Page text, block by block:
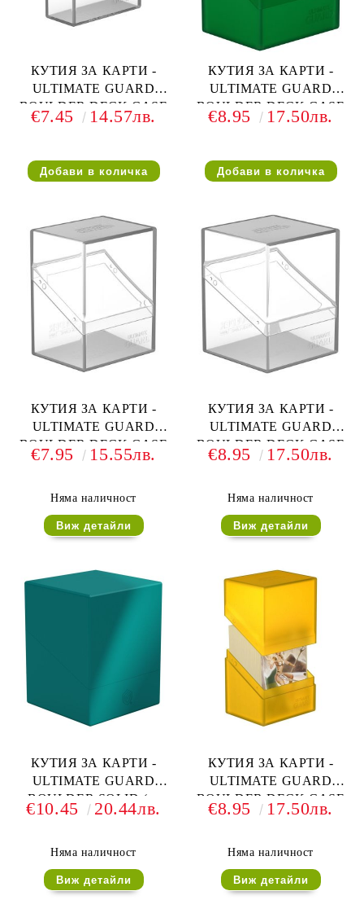
КУТИЯ ЗА КАРТИ -
ULTIMATE GUARD
BOULDER DECK CASE
(за LCG, TCG и др) 40+ -
€7.45 14.57лв.
КУТИЯ ЗА КАРТИ -
ULTIMATE GUARD
BOULDER DECK CASE
(за LCG, TCG и др) 80+ -
€8.95 17.50лв.
КУТИЯ ЗА КАРТИ -
ULTIMATE GUARD
BOULDER DECK CASE
(за LCG, TCG и др) 80+ -
€7.95 15.55лв.
Няма наличност
Виж детайли
КУТИЯ ЗА КАРТИ -
ULTIMATE GUARD
BOULDER DECK CASE
(за LCG, TCG и др) 100+ -
€8.95 17.50лв.
Няма наличност
Виж детайли
КУТИЯ ЗА КАРТИ -
ULTIMATE GUARD
BOULDER SOLID (за
LCG, TCG и др) 100+ -
€10.45 20.44лв.
Няма наличност
Виж детайли
КУТИЯ ЗА КАРТИ -
ULTIMATE GUARD
BOULDER DECK CASE
(за LCG, TCG и др) 80+ -
€8.95 17.50лв.
Няма наличност
Виж детайли